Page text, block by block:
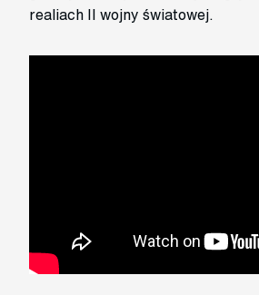
realiach II wojny światowej.